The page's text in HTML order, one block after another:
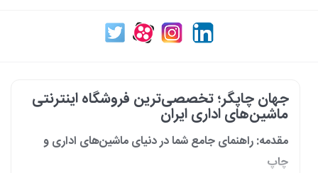
جهان چاپگر؛ تخصصی‌ترین فروشگاه اینترنتی
ماشین‌های اداری ایران
مقدمه: راهنمای جامع شما در دنیای ماشین‌های اداری و
چاپ